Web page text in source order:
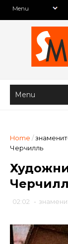
Home /
Черчилль
02:02 -